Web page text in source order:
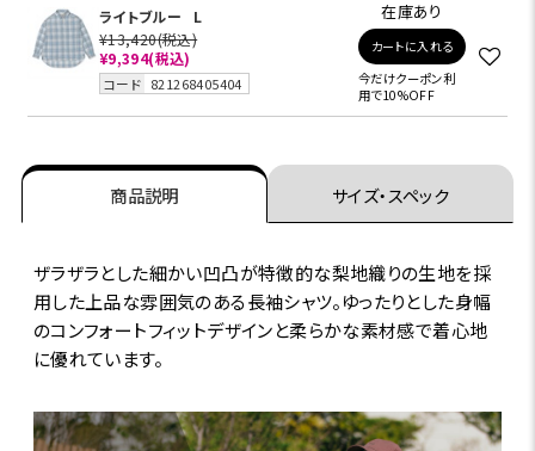
ライトブルー
L
¥13,420(税込)
¥9,394(税込)
コード 821268405404
在庫あり
カートに入れる
今だけクーポン利
用で10%OFF
商品説明 サイズ・スペック
ザラザラとした細かい凹凸が特徴的な梨地織りの生地を採
用した上品な雰囲気のある長袖シャツ。ゆったりとした身幅
のコンフォートフィットデザインと柔らかな素材感で着心地
に優れています。